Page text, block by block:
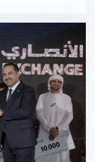
استراتيجية